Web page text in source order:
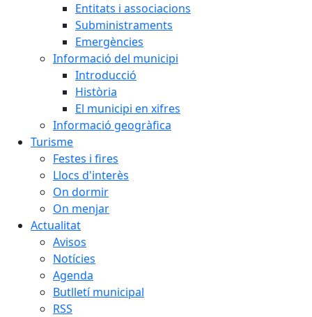
Entitats i associacions
Subministraments
Emergències
Informació del municipi
Introducció
Història
El municipi en xifres
Informació geogràfica
Turisme
Festes i fires
Llocs d'interès
On dormir
On menjar
Actualitat
Avisos
Notícies
Agenda
Butlletí municipal
RSS